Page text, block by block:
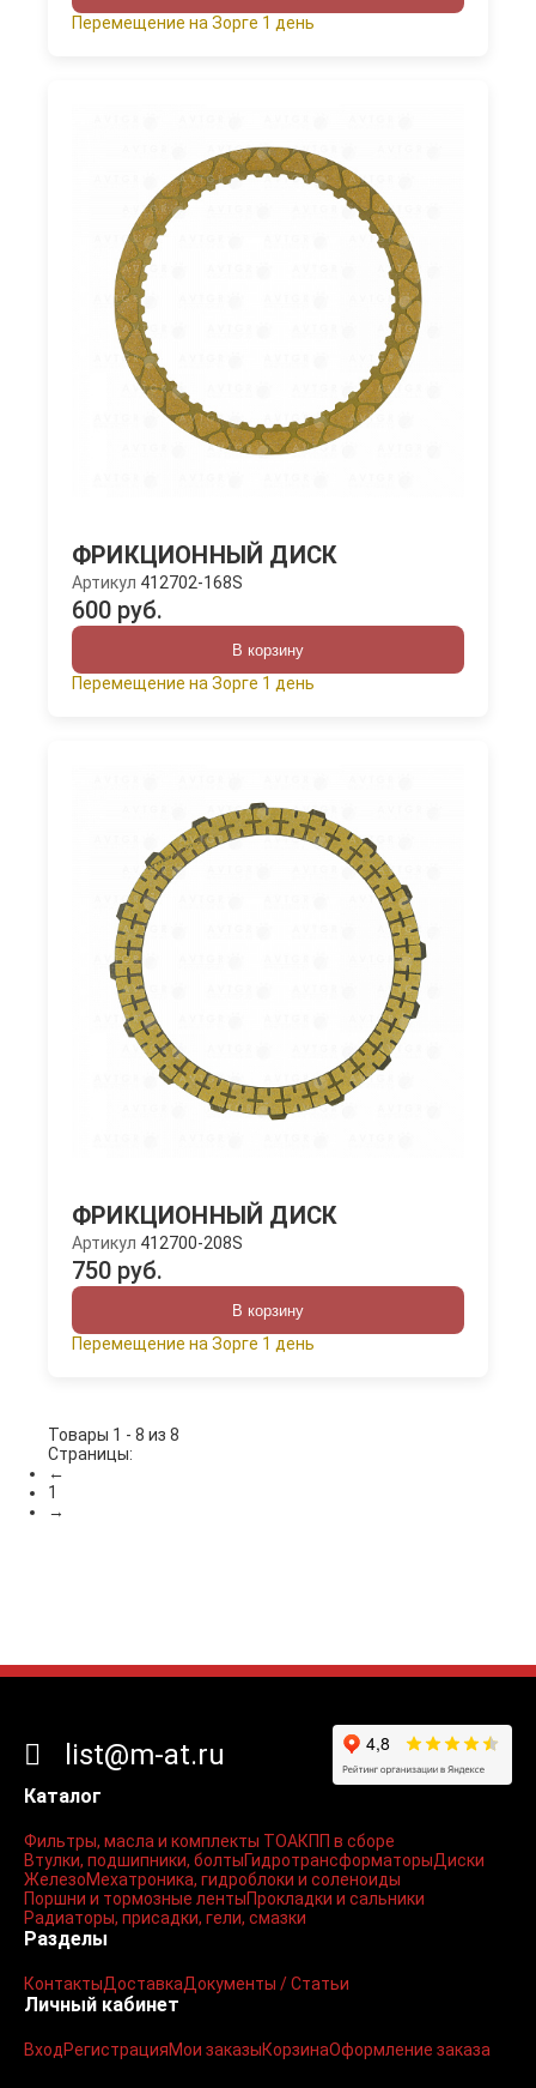
Перемещение на Зорге 1 день
ФРИКЦИОННЫЙ ДИСК
Артикул 412702-168S
600 руб.
В корзину
Перемещение на Зорге 1 день
ФРИКЦИОННЫЙ ДИСК
Артикул 412700-208S
750 руб.
В корзину
Перемещение на Зорге 1 день
Товары 1 - 8 из 8
Страницы:
←
1
→
Каталог
Фильтры, масла и комплекты ТОАКПП в сборе
Втулки, подшипники, болтыГидротрансформаторыДиски
ЖелезоМехатроника, гидроблоки и соленоиды
Поршни и тормозные лентыПрокладки и сальники
Радиаторы, присадки, гели, смазки
Разделы
КонтактыДоставкаДокументы / Статьи
Личный кабинет
ВходРегистрацияМои заказыКорзинаОформление заказа
list@m-at.ru